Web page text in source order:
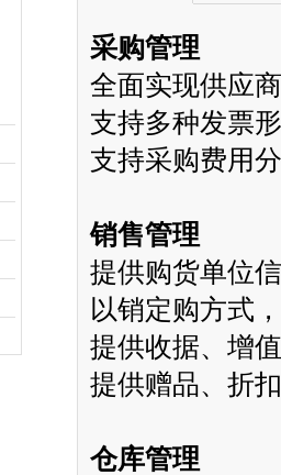
采购管理
全面实现供应
支持多种发票
支持采购费用
销售管理
提供购货单位
以销定购方式
提供收据、增
提供赠品、折
仓库管理